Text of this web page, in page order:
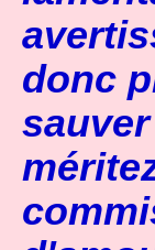
donc